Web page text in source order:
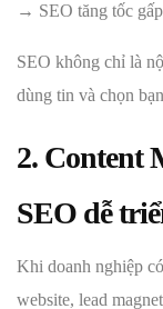
→ SEO tăng tốc
SEO không chỉ là
dùng tin và chọn
2. Content
SEO dễ
Khi doanh nghiệp
website, lead